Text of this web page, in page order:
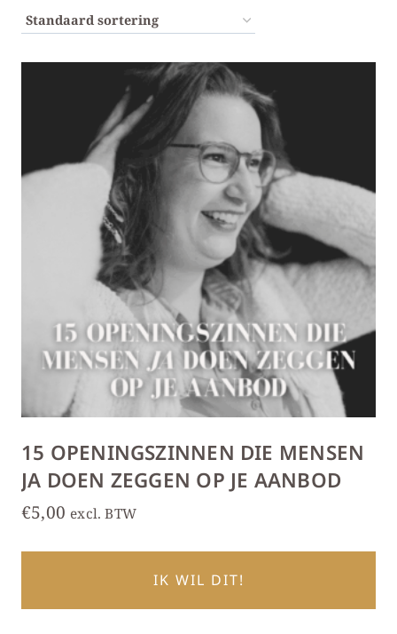
15 OPENINGSZINNEN DIE MENSEN
JA DOEN ZEGGEN OP JE AANBOD
€5,00 excl. BTW
IK WIL DIT!